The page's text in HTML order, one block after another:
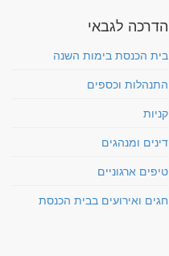
הדרכה לגבאי
בית הכנסת בימות השנה
התנהלות וכספים
קניות
דינים ומנהגים
טיפים ארגוניים
חגים ואירועים בבית הכנסת